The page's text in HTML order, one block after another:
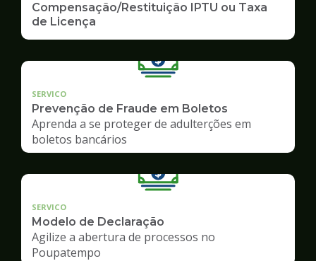
Compensação/Restituição IPTU ou Taxa
de Licença
SERVICO
Prevenção de Fraude em Boletos
Aprenda a se proteger de adulterções em
boletos bancários
SERVICO
Modelo de Declaração
Agilize a abertura de processos no
Poupatempo